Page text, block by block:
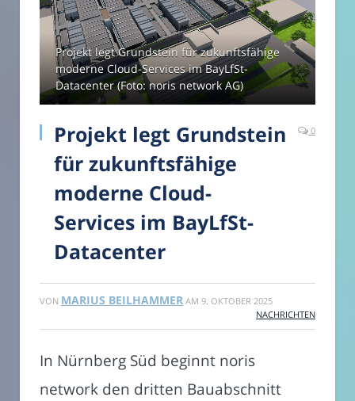
Projekt legt Grundstein für zukunftsfähige
moderne Cloud-Services im BayLfSt-
Datacenter (Foto: noris network AG)
Projekt legt Grundstein
für zukunftsfähige
moderne Cloud-
Services im BayLfSt-
Datacenter
0
VON MARIUS BEILHAMMER AM 9. OKTOBER 2025
NACHRICHTEN
In Nürnberg Süd beginnt noris
network den dritten Bauabschnitt